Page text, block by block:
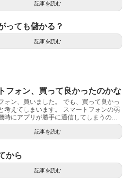
記事を読む
っても儲かる？
記事を読む
フォン、買って良かったのかな
ォン、買いました。 でも、買って良かっ
考えてしまいます。 スマートフォンの弱
時にアプリが勝手に通信してしまうの...
記事を読む
から
記事を読む